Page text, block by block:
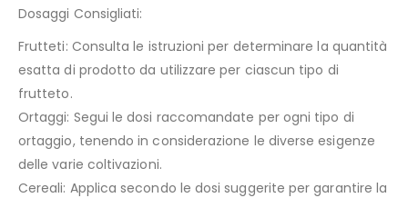
Dosaggi Consigliati:
Frutteti: Consulta le istruzioni per determinare la quantità
esatta di prodotto da utilizzare per ciascun tipo di
frutteto.
Ortaggi: Segui le dosi raccomandate per ogni tipo di
ortaggio, tenendo in considerazione le diverse esigenze
delle varie coltivazioni.
Cereali: Applica secondo le dosi suggerite per garantire la